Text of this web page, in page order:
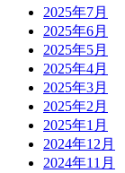
2025年7月
2025年6月
2025年5月
2025年4月
2025年3月
2025年2月
2025年1月
2024年12月
2024年11月